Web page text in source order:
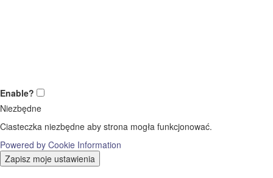
Enable?
Niezbędne
Ciasteczka niezbędne aby strona mogła funkcjonować.
Powered by Cookie Information
Zapisz moje ustawienia